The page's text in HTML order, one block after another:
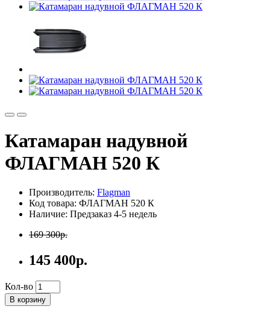
Катамаран надувной
ФЛАГМАН 520 К
Производитель: Flagman
Код товара: ФЛАГМАН 520 К
Наличие: Предзаказ 4-5 недель
169 300р.
145 400р.
Кол-во
В корзину